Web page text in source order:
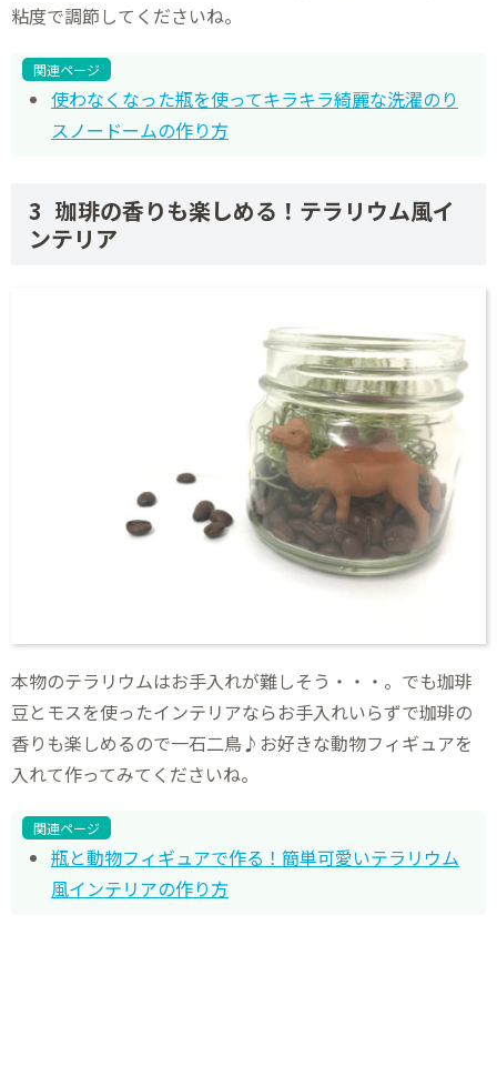
粘度で調節してくださいね。
関連ページ
使わなくなった瓶を使ってキラキラ綺麗な洗濯のり
スノードームの作り方
珈琲の香りも楽しめる！テラリウム風イ
ンテリア
本物のテラリウムはお手入れが難しそう・・・。でも珈琲
豆とモスを使ったインテリアならお手入れいらずで珈琲の
香りも楽しめるので一石二鳥♪お好きな動物フィギュアを
入れて作ってみてくださいね。
関連ページ
瓶と動物フィギュアで作る！簡単可愛いテラリウム
風インテリアの作り方